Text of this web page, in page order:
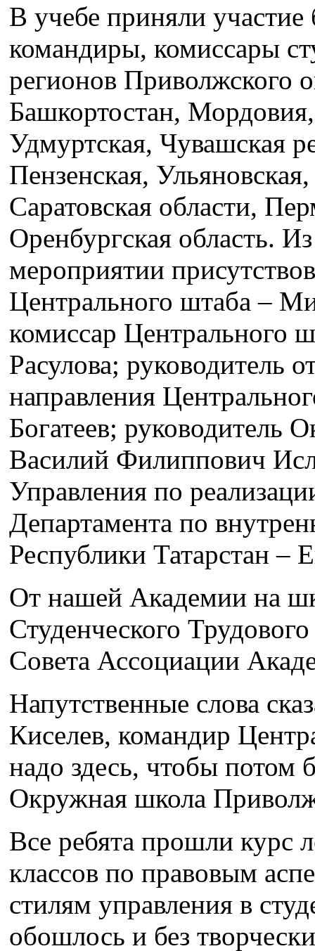
В учебе приняли участие
командиры, комиссары
регионов Приволжского
Башкортостан,
Удмуртская, Чувашская
Пензенская,
Саратовская области,
Оренбургская область.
мероприятии
Центрального штаба –
комиссар Центрального
Расулова; руководитель
направления
Богатеев;
Василий Филиппович
Управления по
Департамента по
Республики Татарстан –
От нашей Академии на
Студенческого
Совета Ассоциации
Напутственные слова
Киселев, командир
надо здесь, чтобы потом
Окружная школа
Все ребята прошли курс
классов по правовым
стилям управления в
обошлось и без